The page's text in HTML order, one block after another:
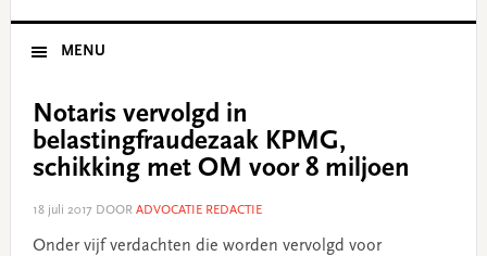
MENU
Notaris vervolgd in
belastingfraudezaak KPMG,
schikking met OM voor 8 miljoen
18 juli 2017 DOOR ADVOCATIE REDACTIE
Onder vijf verdachten die worden vervolgd voor